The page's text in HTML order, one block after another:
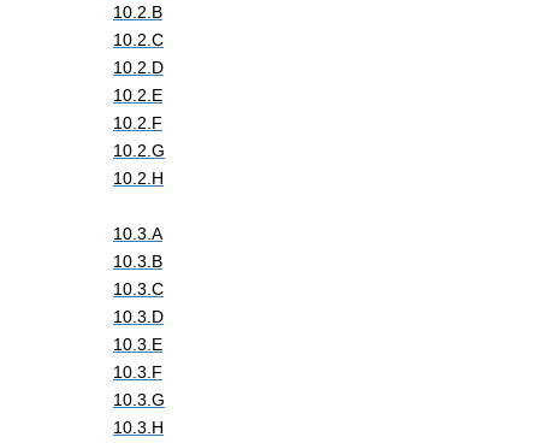
10.2.B
10.2.C
10.2.D
10.2.E
10.2.F
10.2.G
10.2.H
10.3.A
10.3.B
10.3.C
10.3.D
10.3.E
10.3.F
10.3.G
10.3.H